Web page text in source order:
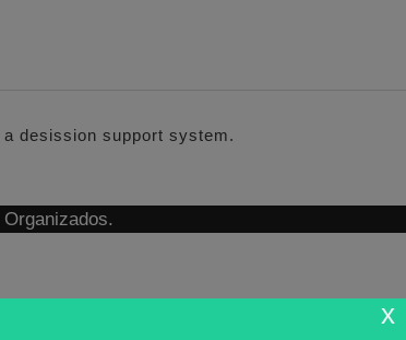
desission support system.
x